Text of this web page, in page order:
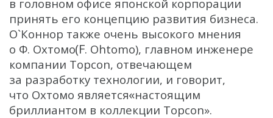
в головном офисе японской корпорации
принять его концепцию развития бизнеса.
О`Коннор также очень высокого мнения
о Ф. Охтомо(F. Ohtomo), главном инженере
компании Topcon, отвечающем
за разработку технологии, и говорит,
что Охтомо является«настоящим
бриллиантом в коллекции Topcon».